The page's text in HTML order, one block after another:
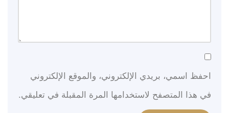
احفظ اسمي، بريدي الإلكتروني، والموقع الإلكتروني
في هذا المتصفح لاستخدامها المرة المقبلة في تعليقي.